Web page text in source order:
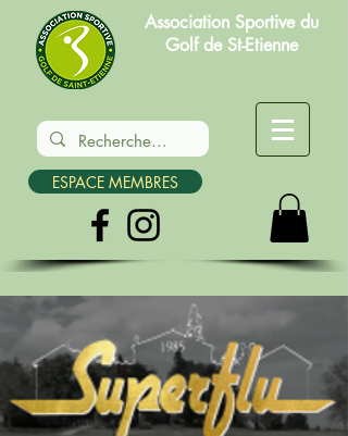
Association Sportive du
Golf de St-Etienne
ESPACE MEMBRES